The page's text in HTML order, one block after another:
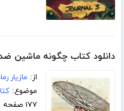
دانلود کتاب چگونه ماشین
از: مازیار
موضوع:
۱۷۷ صفحه